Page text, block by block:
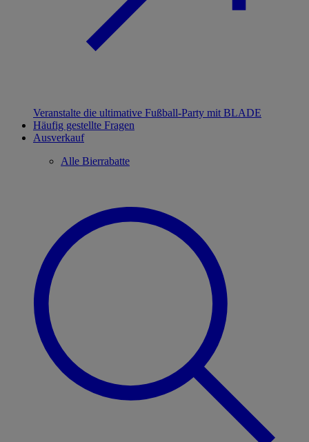
Veranstalte die ultimative Fußball-Party mit BLADE
Häufig gestellte Fragen
Ausverkauf
Alle Bierrabatte